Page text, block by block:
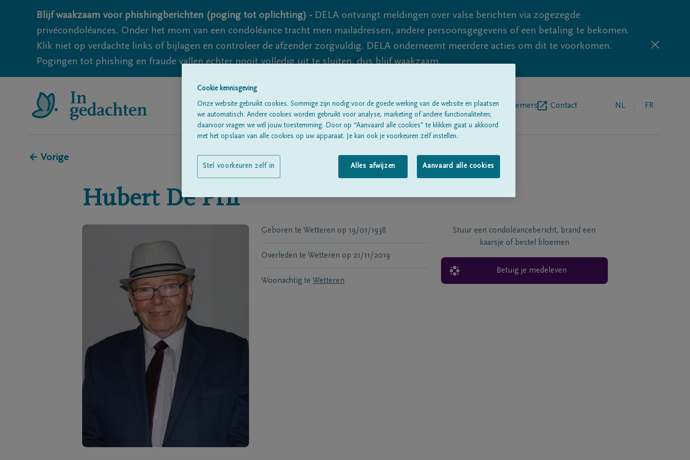
Blijf waakzaam voor phishingberichten (poging tot oplichting) - DELA ontvangt meldingen over valse berichten via zogezegde
privécondoléances. Onder het mom van een condoléance tracht men mailadressen, andere persoonsgegevens of een betaling te bekomen.
Klik niet op verdachte links of bijlagen en controleer de afzender zorgvuldig. DELA onderneemt meerdere acties om dit te voorkomen.
Pogingen tot phishing en fraude vallen echter nooit volledig uit te sluiten, dus blijf waakzaam.
Alle rouwberichtenOver onsBegrafenisondernemers Contact NL FR
← Vorige
Hubert De Pril
Geboren te Wetteren op 19/01/1938
Overleden te Wetteren op 21/11/2019
Woonachtig te Wetteren
Stuur een condoléancebericht, brand een
kaarsje of bestel bloemen
Betuig je medeleven
Cookie kennisgeving
Onze website gebruikt cookies. Sommige zijn nodig voor de goede werking van de website en plaatsen
we automatisch. Andere cookies worden gebruikt voor analyse, marketing of andere functionaliteiten;
daarvoor vragen we wél jouw toestemming. Door op “Aanvaard alle cookies” te klikken gaat u akkoord
met het opslaan van alle cookies op uw apparaat. Je kan ook je voorkeuren zelf instellen.
Alles afwijzen Aanvaard alle cookies
Stel voorkeuren zelf in